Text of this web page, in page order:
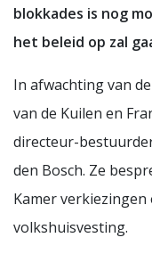
blokkades is nog
het beleid op zal
In afwachting van
van de Kuilen en
directeur-
den Bosch. Ze
Kamer
volkshuisvesting.